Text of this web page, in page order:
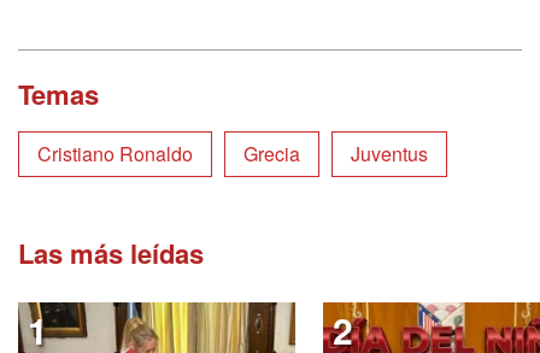
Temas
Cristiano Ronaldo Grecia Juventus
Las más leídas